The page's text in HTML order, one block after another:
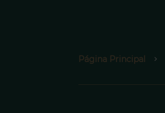
Página Principal